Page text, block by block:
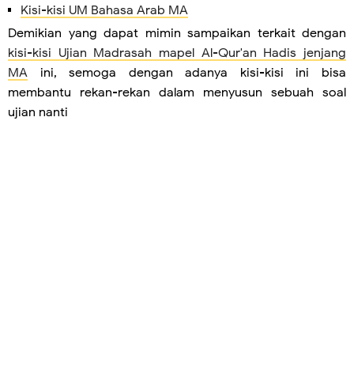
Kisi-kisi UM Bahasa Arab MA
Demikian yang dapat mimin sampaikan terkait dengan
kisi-kisi Ujian Madrasah mapel Al-Qur'an Hadis jenjang
MA ini, semoga dengan adanya kisi-kisi ini bisa
membantu rekan-rekan dalam menyusun sebuah soal
ujian nanti